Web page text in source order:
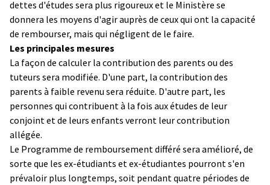
dettes d'études sera plus rigoureux et le Ministère se
donnera les moyens d'agir auprès de ceux qui ont la capacité
de rembourser, mais qui négligent de le faire.
Les principales mesures
La façon de calculer la contribution des parents ou des
tuteurs sera modifiée. D'une part, la contribution des
parents à faible revenu sera réduite. D'autre part, les
personnes qui contribuent à la fois aux études de leur
conjoint et de leurs enfants verront leur contribution
allégée.
Le Programme de remboursement différé sera amélioré, de
sorte que les ex-étudiants et ex-étudiantes pourront s'en
prévaloir plus longtemps, soit pendant quatre périodes de